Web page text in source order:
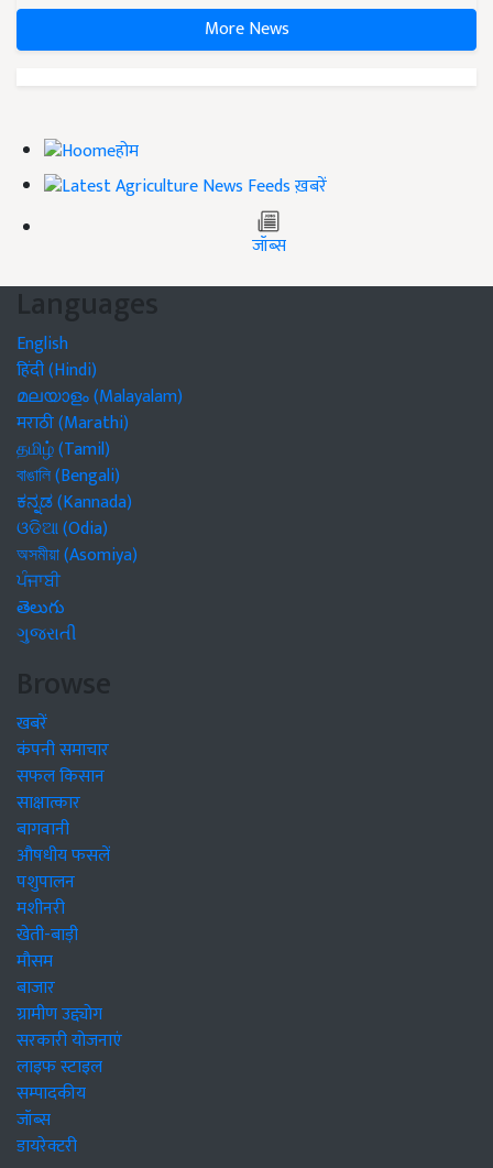
More News
होम
ख़बरें
जॉब्स
Languages
English
हिंदी (Hindi)
മലയാളം (Malayalam)
मराठी (Marathi)
தமிழ் (Tamil)
বাঙালি (Bengali)
ಕನ್ನಡ (Kannada)
ଓଡିଆ (Odia)
অসমীয়া (Asomiya)
ਪੰਜਾਬੀ
తెలుగు
ગુજરાતી
Browse
खबरें
कंपनी समाचार
सफल किसान
साक्षात्कार
बागवानी
औषधीय फसलें
पशुपालन
मशीनरी
खेती-बाड़ी
मौसम
बाजार
ग्रामीण उद्द्योग
सरकारी योजनाएं
लाइफ स्टाइल
सम्पादकीय
जॉब्स
डायरेक्टरी